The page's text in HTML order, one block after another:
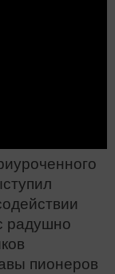
радушно
пионеров